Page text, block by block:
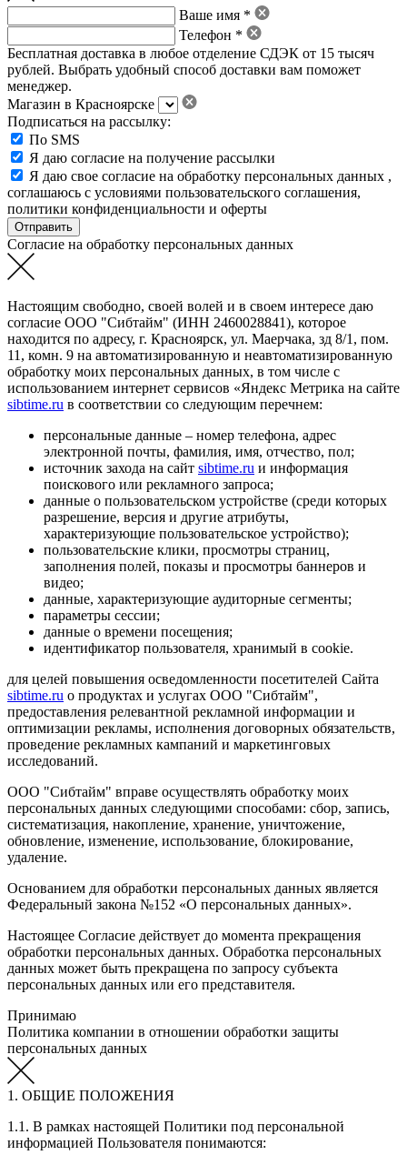
Ваше имя *
Телефон *
Бесплатная доставка в любое отделение СДЭК от 15 тысяч
рублей. Выбрать удобный способ доставки вам поможет
менеджер.
Магазин в Красноярске
Подписаться на рассылку:
По SMS
Я даю согласие на получение рассылки
Я даю свое согласие на обработку персональных данных ,
соглашаюсь с условиями пользовательского соглашения,
политики конфиденциальности и оферты
Согласие на обработку персональных данных
Настоящим свободно, своей волей и в своем интересе даю
согласие ООО "Сибтайм" (ИНН 2460028841), которое
находится по адресу, г. Красноярск, ул. Маерчака, зд 8/1, пом.
11, комн. 9 на автоматизированную и неавтоматизированную
обработку моих персональных данных, в том числе с
использованием интернет сервисов «Яндекс Метрика на сайте
sibtime.ru в соответствии со следующим перечнем:
персональные данные – номер телефона, адрес
электронной почты, фамилия, имя, отчество, пол;
источник захода на сайт sibtime.ru и информация
поискового или рекламного запроса;
данные о пользовательском устройстве (среди которых
разрешение, версия и другие атрибуты,
характеризующие пользовательское устройство);
пользовательские клики, просмотры страниц,
заполнения полей, показы и просмотры баннеров и
видео;
данные, характеризующие аудиторные сегменты;
параметры сессии;
данные о времени посещения;
идентификатор пользователя, хранимый в cookie.
для целей повышения осведомленности посетителей Сайта
sibtime.ru о продуктах и услугах ООО "Сибтайм",
предоставления релевантной рекламной информации и
оптимизации рекламы, исполнения договорных обязательств,
проведение рекламных кампаний и маркетинговых
исследований.
ООО "Сибтайм" вправе осуществлять обработку моих
персональных данных следующими способами: сбор, запись,
систематизация, накопление, хранение, уничтожение,
обновление, изменение, использование, блокирование,
удаление.
Основанием для обработки персональных данных является
Федеральный закона №152 «О персональных данных».
Настоящее Согласие действует до момента прекращения
обработки персональных данных. Обработка персональных
данных может быть прекращена по запросу субъекта
персональных данных или его представителя.
Принимаю
Политика компании в отношении обработки защиты
персональных данных
1. ОБЩИЕ ПОЛОЖЕНИЯ
1.1. В рамках настоящей Политики под персональной
информацией Пользователя понимаются: